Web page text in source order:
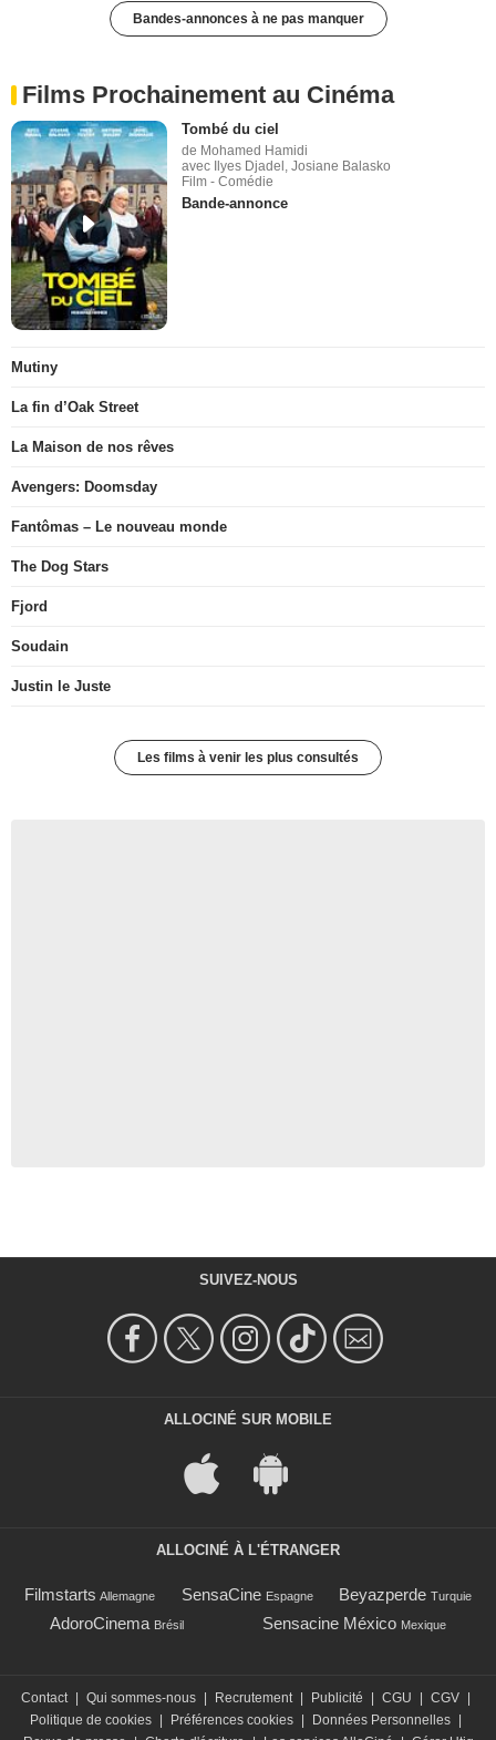
Bandes-annonces à ne pas manquer
Films Prochainement au Cinéma
Tombé du ciel
de Mohamed Hamidi
avec Ilyes Djadel, Josiane Balasko
Film - Comédie
Bande-annonce
Mutiny
La fin d’Oak Street
La Maison de nos rêves
Avengers: Doomsday
Fantômas – Le nouveau monde
The Dog Stars
Fjord
Soudain
Justin le Juste
Les films à venir les plus consultés
SUIVEZ-NOUS
ALLOCINÉ SUR MOBILE
ALLOCINÉ À L'ÉTRANGER
Filmstarts Allemagne SensaCine Espagne Beyazperde Turquie
AdoroCinema Brésil Sensacine México Mexique
Contact | Qui sommes-nous | Recrutement | Publicité | CGU | CGV |
Politique de cookies | Préférences cookies | Données Personnelles |